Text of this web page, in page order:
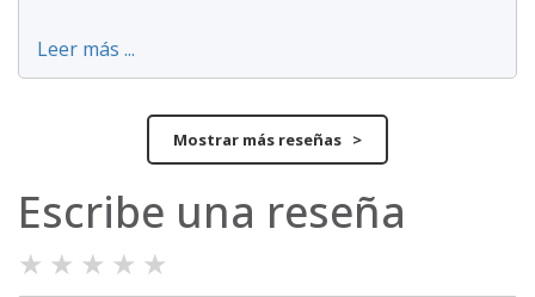
Leer más ...
Mostrar más reseñas >
Escribe una reseña
★ ★ ★ ★ ★